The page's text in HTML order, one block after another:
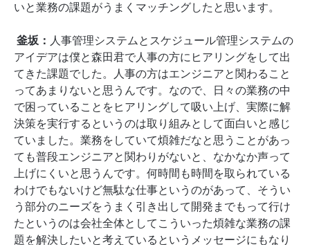
いと業務の課題がうまくマッチングしたと思います。
釜坂： 人事管理システムとスケジュール管理システムの
アイデアは僕と森田君で人事の方にヒアリングをして出
てきた課題でした。人事の方はエンジニアと関わること
ってあまりないと思うんです。なので、日々の業務の中
で困っていることをヒアリングして吸い上げ、実際に解
決策を実行するというのは取り組みとして面白いと感じ
ていました。業務をしていて煩雑だなと思うことがあっ
ても普段エンジニアと関わりがないと、なかなか声って
上げにくいと思うんです。何時間も時間を取られている
わけでもないけど無駄な仕事というのがあって、そうい
う部分のニーズをうまく引き出して開発までもって行け
たというのは会社全体としてこういった煩雑な業務の課
題を解決したいと考えているというメッセージにもなり